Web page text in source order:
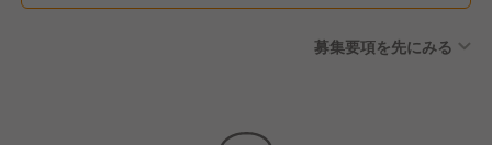
募集要項を先にみる